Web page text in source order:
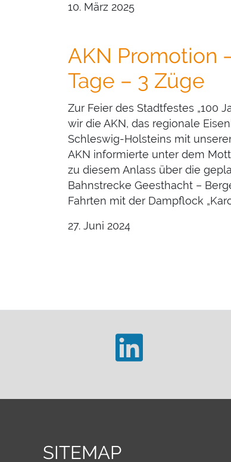
10. März 2025
AKN Promotion
Tage – 3 Züge
Zur Feier des Stadtfestes „100
wir die AKN, das regionale
Schleswig-Holsteins mit
AKN informierte unter dem
zu diesem Anlass über die
Bahnstrecke Geesthacht –
Fahrten mit der Dampflock
27. Juni 2024
SITEMAP